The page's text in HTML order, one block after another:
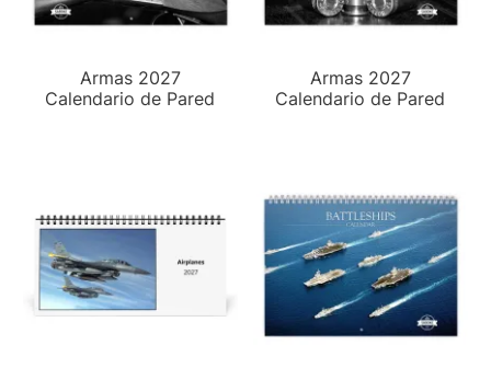
Armas 2027
Calendario de Pared
Armas 2027
Calendario de Pared